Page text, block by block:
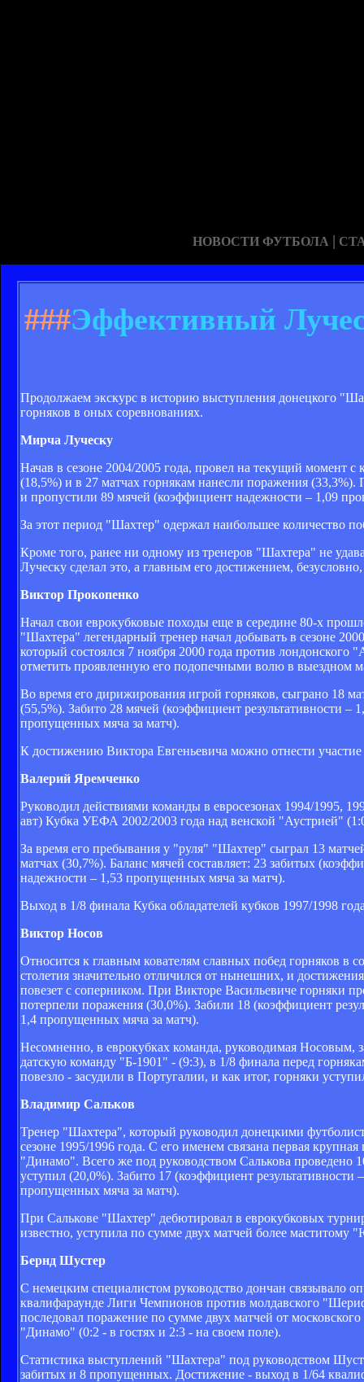
НОВОСТИ ФУТБОЛА |
###Эффективный
Продолжаем экскурс в историю выступления донецкого
горняков в оных соревнованиях.
Мирча Луческу
Начав в сезоне 2004/2005 года, провел на текущий момент
(18,5%) и в 27 матчах горнякам нанесли поражения (33,3%).
и пропустили 89 мячей (коэффициент надежности – 1,09
За этот период "Шахтер" одержал наибольшее количество
Кроме того, ранее ни одному из тренеров "Шахтера" не
Луческу сделал это, а главным его достижением,
Виктор Прокопенко
Начал свои еврокубковые походы еще в середине 80-х
"Шахтера" легендарный тренер начал добывать в сезоне
который состоялся 7 ноября 2000 года против
отметить проявленную его подопечными волю в выездном
Во время его дирижирования игрой горняков, сыграно 18
(55,5%). Забито 28 мячей (коэффициент результативности
пропущенных мяча за матч).
К достижению Виктора Евгеньевича можно отнести
Валерий Яремченко
Руководил действиями команды в евросезонах 1994/1995,
авт) Кубка УЕФА 2002/2003 года над венской "Аустрией"
За время его пребывания у "руля" "Шахтер" сыграл 13
матчах (30,7%). Баланс мячей составляет: 23 забитых
надежности – 1,53 пропущенных мяча за матч).
Выход в 1/8 финала Кубка обладателей кубков 1997/1998
Виктор Носов
Относится к главным кователям славных побед горняков в
столетия значительно отличился от нынешних, и
повезет с соперником. При Викторе Васильевиче горняки
потерпели поражения (30,0%). Забили 18 (коэффициент
1,4 пропущенных мяча за матч).
Несомненно, в еврокубках команда, руководимая Носовым,
датскую команду "Б-1901" - (9:3), в 1/8 финала перед
повезло - засудили в Португалии, и как итог, горняки
Владимир Сальков
Тренер "Шахтера", который руководил донецкими
сезоне 1995/1996 года. С его именем связана первая
"Динамо". Всего же под руководством Салькова проведено
уступил (20,0%). Забито 17 (коэффициент
пропущенных мяча за матч).
При Салькове "Шахтер" дебютировал в еврокубковых
известно, уступила по сумме двух матчей более маститому
Бернд Шустер
С немецким специалистом руководство дончан связывало
квалифараунде Лиги Чемпионов против молдавского
последовал поражение по сумме двух матчей от
"Динамо" (0:2 - в гостях и 2:3 - на своем поле).
Статистика выступлений "Шахтера" под руководством
забитых и 8 пропущенных. Достижение - выход в 1/64